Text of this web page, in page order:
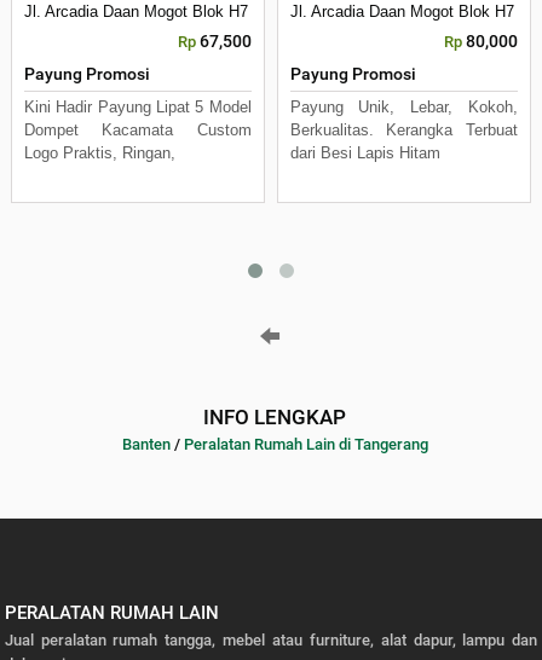
Jl. Arcadia Daan Mogot Blok H7 No 16 Daan Mogot Km 21. Kecamatan
Rp 67,500
Payung Promosi
Kini Hadir Payung Lipat 5 Model
Dompet Kacamata Custom
Logo Praktis, Ringan,
Jl. Arcadia Daan Mogot Blok H7
Rp 80,000
Payung Promosi
Payung Unik, Lebar, Kokoh,
Berkualitas. Kerangka Terbuat
dari Besi Lapis Hitam
INFO LENGKAP
Banten/ Peralatan Rumah Lain di Tangerang
PERALATAN RUMAH LAIN
Jual peralatan rumah tangga, mebel atau furniture, alat dapur, lampu dan